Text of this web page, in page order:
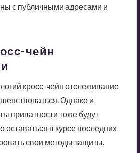
с публичными адресами и
чейн
кросс-чейн отслеживание
Однако и
приватности тоже будут
оставаться в курсе последних
свои методы защиты.